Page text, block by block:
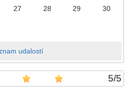
27 28 29 30
udalostí
5/5